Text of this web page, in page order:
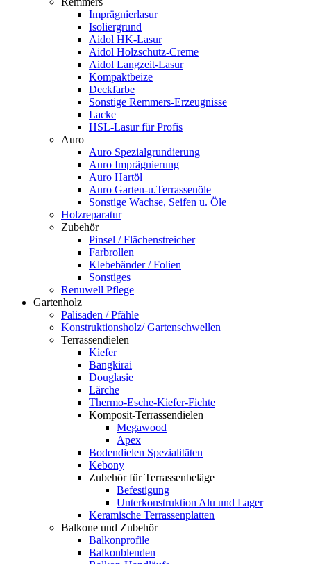
Imprägnierlasur
Isoliergrund
Aidol HK-Lasur
Aidol Holzschutz-Creme
Aidol Langzeit-Lasur
Kompaktbeize
Deckfarbe
Sonstige Remmers-Erzeugnisse
Lacke
HSL-Lasur für Profis
Auro
Auro Spezialgrundierung
Auro Imprägnierung
Auro Hartöl
Auro Garten-u.Terrassenöle
Sonstige Wachse, Seifen u. Öle
Holzreparatur
Zubehör
Pinsel / Flächenstreicher
Farbrollen
Klebebänder / Folien
Sonstiges
Renuwell Pflege
Gartenholz
Palisaden / Pfähle
Konstruktionsholz/ Gartenschwellen
Terrassendielen
Kiefer
Bangkirai
Douglasie
Lärche
Thermo-Esche-Kiefer-Fichte
Komposit-Terrassendielen
Megawood
Apex
Bodendielen Spezialitäten
Kebony
Zubehör für Terrassenbeläge
Befestigung
Unterkonstruktion Alu und Lager
Keramische Terrassenplatten
Balkone und Zubehör
Balkonprofile
Balkonblenden